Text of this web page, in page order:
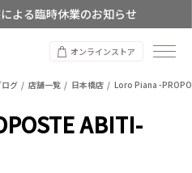
よる臨時休業のお知らせ
休業のお知らせ
オンラインストア
グ 店舗一覧 日本橋店 Loro Piana -
ABITI-